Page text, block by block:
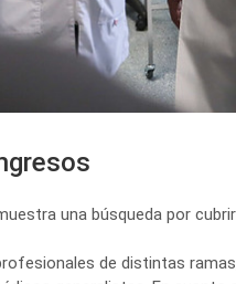
una búsqueda por
de distintas